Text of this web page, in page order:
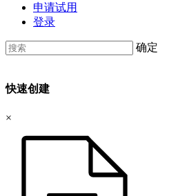
申请试用
登录
确定
快速创建
×